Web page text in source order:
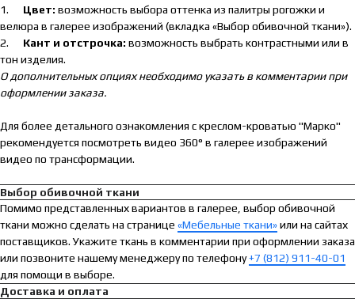
1. Цвет: возможность выбора оттенка из палитры рогожки и
велюра в галерее изображений (вкладка «Выбор обивочной ткани»).
2. Кант и отстрочка: возможность выбрать контрастными или в
тон изделия.
О дополнительных опциях необходимо указать в комментарии при
оформлении заказа.
Для более детального ознакомления с креслом-кроватью "Марко"
рекомендуется посмотреть видео 360° в галерее изображений
видео по трансформации.
Выбор обивочной ткани
Помимо представленных вариантов в галерее, выбор обивочной
ткани можно сделать на странице «Мебельные ткани»или на сайтах
поставщиков. Укажите ткань в комментарии при оформлении заказа
или позвоните нашему менеджеру по телефону+7 (812) 911-40-01
для помощи в выборе.
Доставка и оплата